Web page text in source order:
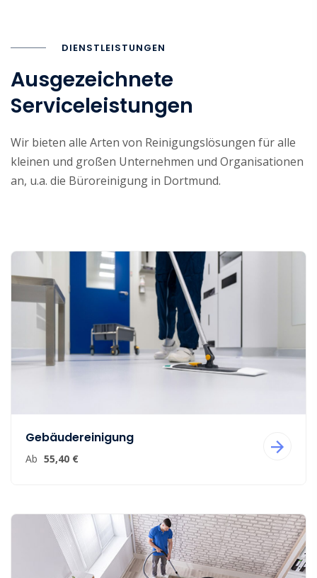
DIENSTLEISTUNGEN
Ausgezeichnete
Serviceleistungen
Wir bieten alle Arten von Reinigungslösungen für alle
kleinen und großen Unternehmen und Organisationen
an, u.a. die Büroreinigung in Dortmund.
Gebäudereinigung
Ab 55,40 €